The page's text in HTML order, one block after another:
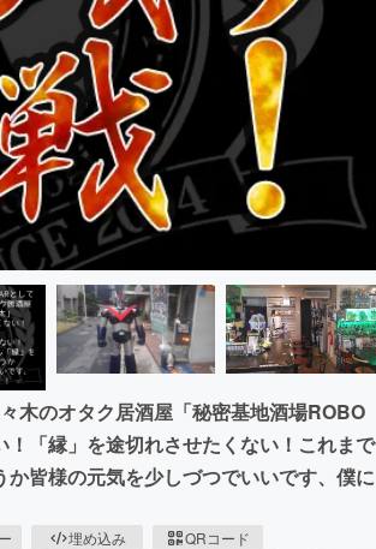
CAMPFIRE for Social Good
CAMPFIREふるさと納税machi-ya
木のオタク居酒屋「秘密基地酒場ROBO
「縁」を途切れさせたくない！これまで
皆様の元気を少しづつでいいです、僕に
埋め込み QRコード